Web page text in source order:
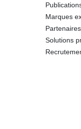
Calcium
Phosphore
Marques
Partenaires
Solutions